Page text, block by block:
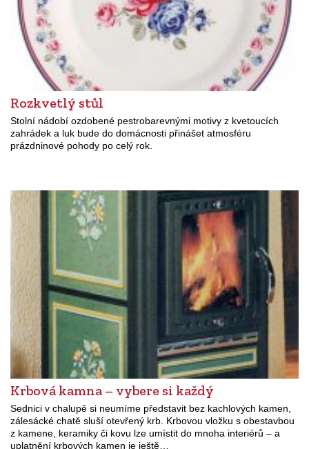
Rozkvetlý stůl
Stolní nádobí ozdobené pestrobarevnými motivy z kvetoucích
zahrádek a luk bude do domácnosti přinášet atmosféru
prázdninové pohody po celý rok.
Krbová kamna – vybere si každý
Sednici v chalupě si neumíme představit bez kachlových kamen,
zálesácké chatě sluší otevřený krb. Krbovou vložku s obestavbou
z kamene, keramiky či kovu lze umístit do mnoha interiérů – a
uplatnění krbových kamen je ještě…